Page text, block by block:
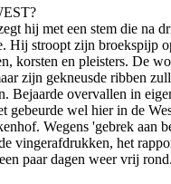
hij met een stem die na
Hij stroopt zijn broekspijp
korsten en pleisters. De
zijn gekneusde ribben
Bejaarde overvallen in
gebeurde wel hier in de
Wegens 'gebrek aan
vingerafdrukken, het
paar dagen weer vrij